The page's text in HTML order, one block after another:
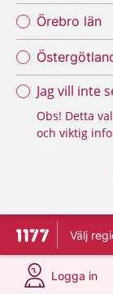
Örebro län
Jag vill inte
Obs! Detta
och viktig
Till startsidan
Välj
Logga in
på